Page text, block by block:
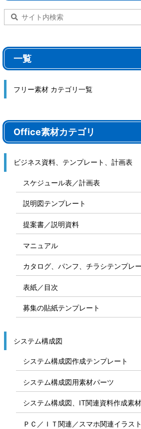
一覧
フリー素材 カテゴリ一覧
Office素材カテゴリ
ビジネス資料、テンプレート、計画表
スケジュール表／計画表
説明図テンプレート
提案書／説明資料
マニュアル
カタログ、パンフ、チラシテンプレ
表紙／目次
募集の貼紙テンプレート
システム構成図
システム構成図作成テンプレート
システム構成図用素材パーツ
システム構成図、IT関連資料作成素材
ＰＣ／ＩＴ関連／スマホ関連イラスト